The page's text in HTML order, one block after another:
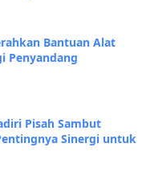
Bantuan Alat
Penyandang
Pisah Sambut
Sinergi untuk